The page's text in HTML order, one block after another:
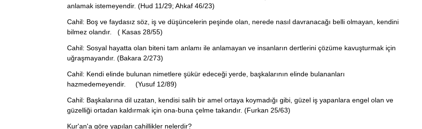
anlamak istemeyendir. (Hud 11/29; Ahkaf 46/23)
Cahil: Boş ve faydasız söz, iş ve düşüncelerin peşinde olan, nerede nasıl davranacağı belli olmayan, kendini
bilmez olandır. ( Kasas 28/55)
Cahil: Sosyal hayatta olan biteni tam anlamı ile anlamayan ve insanların dertlerini çözüme kavuşturmak için
uğraşmayandır. (Bakara 2/273)
Cahil: Kendi elinde bulunan nimetlere şükür edeceği yerde, başkalarının elinde bulananları
hazmedemeyendir. (Yusuf 12/89)
Cahil: Başkalarına dil uzatan, kendisi salih bir amel ortaya koymadığı gibi, güzel iş yapanlara engel olan ve
güzelliği ortadan kaldırmak için ona-buna çelme takandır. (Furkan 25/63)
Kur'an'a göre yapılan cahillikler nelerdir?